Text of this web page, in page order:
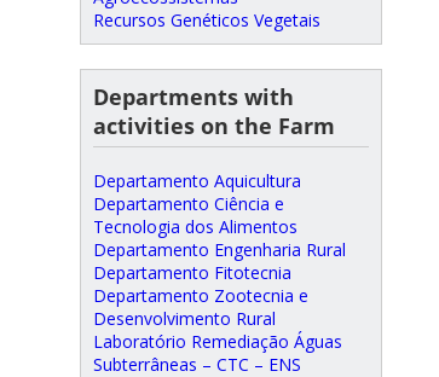
Recursos Genéticos Vegetais
Departments with
activities on the Farm
Departamento Aquicultura
Departamento Ciência e
Tecnologia dos Alimentos
Departamento Engenharia Rural
Departamento Fitotecnia
Departamento Zootecnia e
Desenvolvimento Rural
Laboratório Remediação Águas
Subterrâneas – CTC – ENS